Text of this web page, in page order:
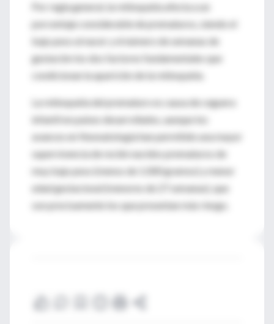
Por regla general, la retinopatía afecta a un
porcentaje considerable de prematuros, siendo el
bajo peso al nacer y el número de semanas de
gestación los dos factores fundamentales que
condicionan la aparición de la retinopatía.
La retinopatía del prematuro es causa de ceguera
infantil en países desarrollados, aunque los
avances en Neonatología han permitido una mayor
supervivencia de recién nacidos prematuros de
muy bajo peso (menos de 1.000 gramos) y menor
edad gestacional (menores de 27 semanas), que
son precisamente los que presentan más riesgo.